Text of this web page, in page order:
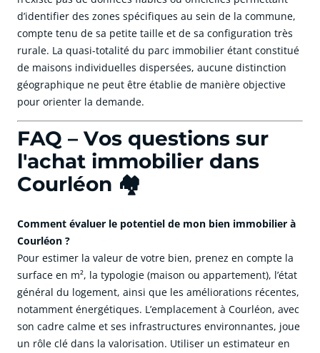
d’identifier des zones spécifiques au sein de la commune,
compte tenu de sa petite taille et de sa configuration très
rurale. La quasi-totalité du parc immobilier étant constitué
de maisons individuelles dispersées, aucune distinction
géographique ne peut être établie de manière objective
pour orienter la demande.
FAQ – Vos questions sur
l'achat immobilier dans
Courléon 🏘️
Comment évaluer le potentiel de mon bien immobilier à
Courléon ?
Pour estimer la valeur de votre bien, prenez en compte la
surface en m², la typologie (maison ou appartement), l’état
général du logement, ainsi que les améliorations récentes,
notamment énergétiques. L’emplacement à Courléon, avec
son cadre calme et ses infrastructures environnantes, joue
un rôle clé dans la valorisation. Utiliser un estimateur en